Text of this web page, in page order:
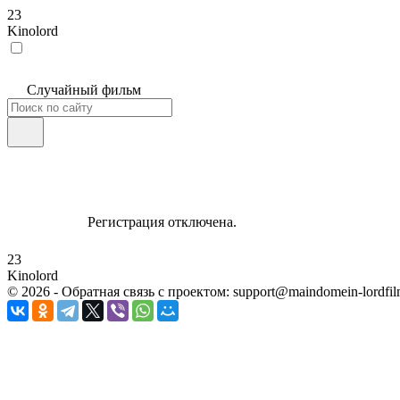
23
Kinolord
Случайный фильм
Регистрация отключена.
23
Kinolord
© 2026 - Обратная связь с проектом: support@maindomein-